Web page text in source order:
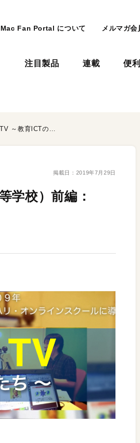
Mac Fan Portal について メルマガ会
注目製品 連載 便
【Vol.187】石井 喜大 さん（聖徳学園高等学校）前編：iTeachersTV ～教育ICTの実践者たち～
掲載日： 2019年7月29日
学校）前編：